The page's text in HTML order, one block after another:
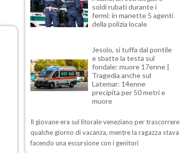
soldi rubati durante i
fermi: in manette 5 agenti
della polizia locale
Jesolo, si tuffa dal pontile
e sbatte la testa sul
fondale: muore 17enne |
Tragedia anche sul
Latemar: 14enne
precipita per 50 metri e
muore
Il giovane era sul litorale veneziano per trascorrere
qualche giorno di vacanza, mentre la ragazza stava
facendo una escursione con i genitori